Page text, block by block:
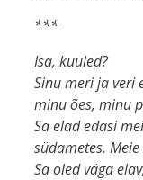
***
Isa, kuuled?
Sinu meri ja veri
minu ões, minu
Sa elad edasi
südametes.
Sa oled väga